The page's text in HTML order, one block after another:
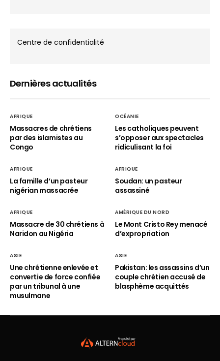
Centre de confidentialité
Dernières actualités
AFRIQUE
Massacres de chrétiens
par des islamistes au
Congo
OCÉANIE
Les catholiques peuvent
s’opposer aux spectacles
ridiculisant la foi
AFRIQUE
La famille d’un pasteur
nigérian massacrée
AFRIQUE
Soudan: un pasteur
assassiné
AFRIQUE
Massacre de 30 chrétiens à
Naridon au Nigéria
AMÉRIQUE DU NORD
Le Mont Cristo Rey menacé
d’expropriation
ASIE
Une chrétienne enlevée et
convertie de force confiée
par un tribunal à une
musulmane
ASIE
Pakistan: les assassins d’un
couple chrétien accusé de
blasphème acquittés